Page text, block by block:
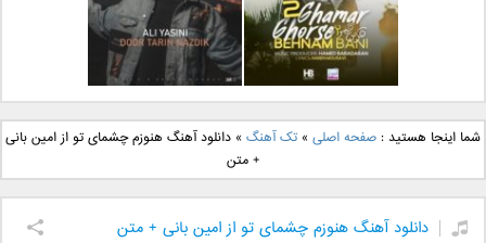
دانلود آهنگ جدید بهنام
بانی بنام قرص قمر 2
دانلود آهنگ جدید علی
یاسینی بنام دورترین نزدیک
شما اینجا هستید :صفحه اصلی »تک آهنگ »دانلود آهنگ هنوزم چشمای تو از امین بانی
+ متن
دانلود آهنگ هنوزم چشمای تو از امین بانی + متن